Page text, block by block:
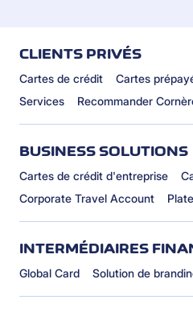
CLIENTS PRIVÉS
Cartes de crédit Cartes
Services
Recommander
BUSINESS SOLUTIONS
Cartes de crédit d'entreprise
Corporate Travel Account
INTERMÉDIAIRES
Global Card Solution de